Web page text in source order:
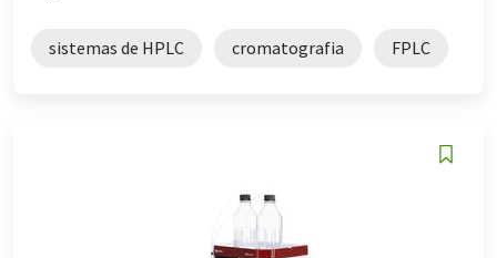
sistemas de HPLC cromatografia FPLC